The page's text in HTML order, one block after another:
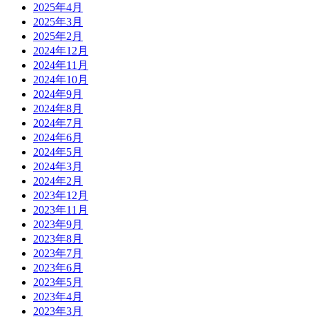
2025年4月
2025年3月
2025年2月
2024年12月
2024年11月
2024年10月
2024年9月
2024年8月
2024年7月
2024年6月
2024年5月
2024年3月
2024年2月
2023年12月
2023年11月
2023年9月
2023年8月
2023年7月
2023年6月
2023年5月
2023年4月
2023年3月